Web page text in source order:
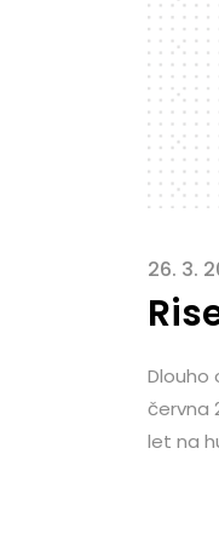
26. 3.
Dlouho
června
let na